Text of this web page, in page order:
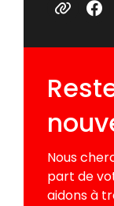
Nous
part de
aidons à